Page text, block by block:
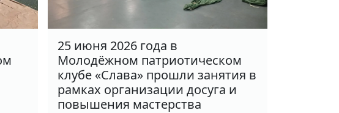
25 июня 2026 года в
Молодёжном патриотическом
клубе «Слава» прошли занятия в
рамках организации досуга и
повышения мастерства